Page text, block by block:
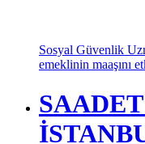
Sosyal Güvenlik
emeklinin maaşını